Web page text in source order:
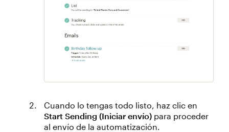
Cuando lo tengas todo listo, haz clic en
Start Sending (Iniciar envío) para proceder
al envío de la automatización.